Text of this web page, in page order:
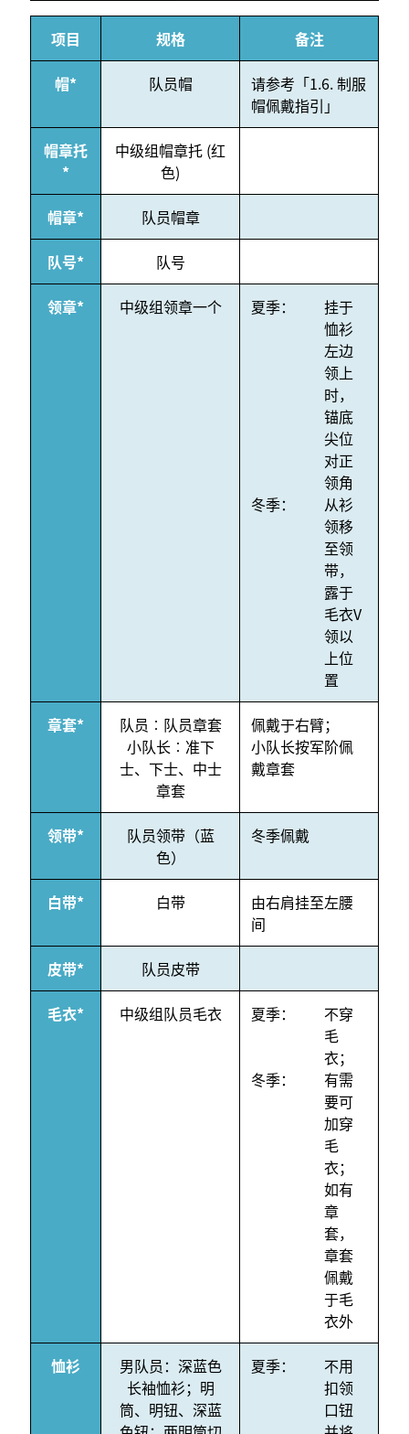
项目 规格 备注
帽* 队员帽
请参考「1.6. 制服
帽佩戴指引」
帽章托
*
中级组帽章托 (红
色)
帽章* 队员帽章
队号* 队号
领章* 中级组领章一个 夏季：
挂于
恤衫
左边
领上
时，
锚底
尖位
对正
领角
冬季：
从衫
领移
至领
带，
露于
毛衣V
领以
上位
置
章套*
队员︰队员章套
小队长︰准下
士、下士、中士
章套
佩戴于右臂；
小队长按军阶佩
戴章套
领带*
队员领带（蓝
色）
冬季佩戴
白带* 白带
由右肩挂至左腰
间
皮带* 队员皮带
毛衣* 中级组队员毛衣 夏季：
不穿
毛
衣；
冬季：
有需
要可
加穿
毛
衣；
如有
章
套，
章套
佩戴
于毛
衣外
恤衫
男队员：深蓝色
长袖恤衫；明
筒、明钮、深蓝
夏季：
不用
扣领
口钮